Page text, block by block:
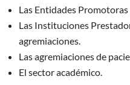
Las Entidades Promotoras
Las Instituciones
agremiaciones.
Las agremiaciones de
El sector académico.